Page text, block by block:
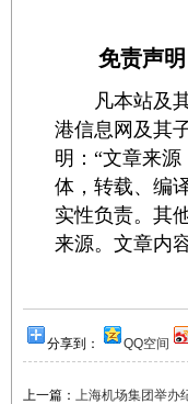
免责声明
凡本站及其
港信息网及其
明：“文章来
体，转载、编
实性负责。其
来源。文章内
分享到： QQ空间
上一篇： 上海机场集团举办